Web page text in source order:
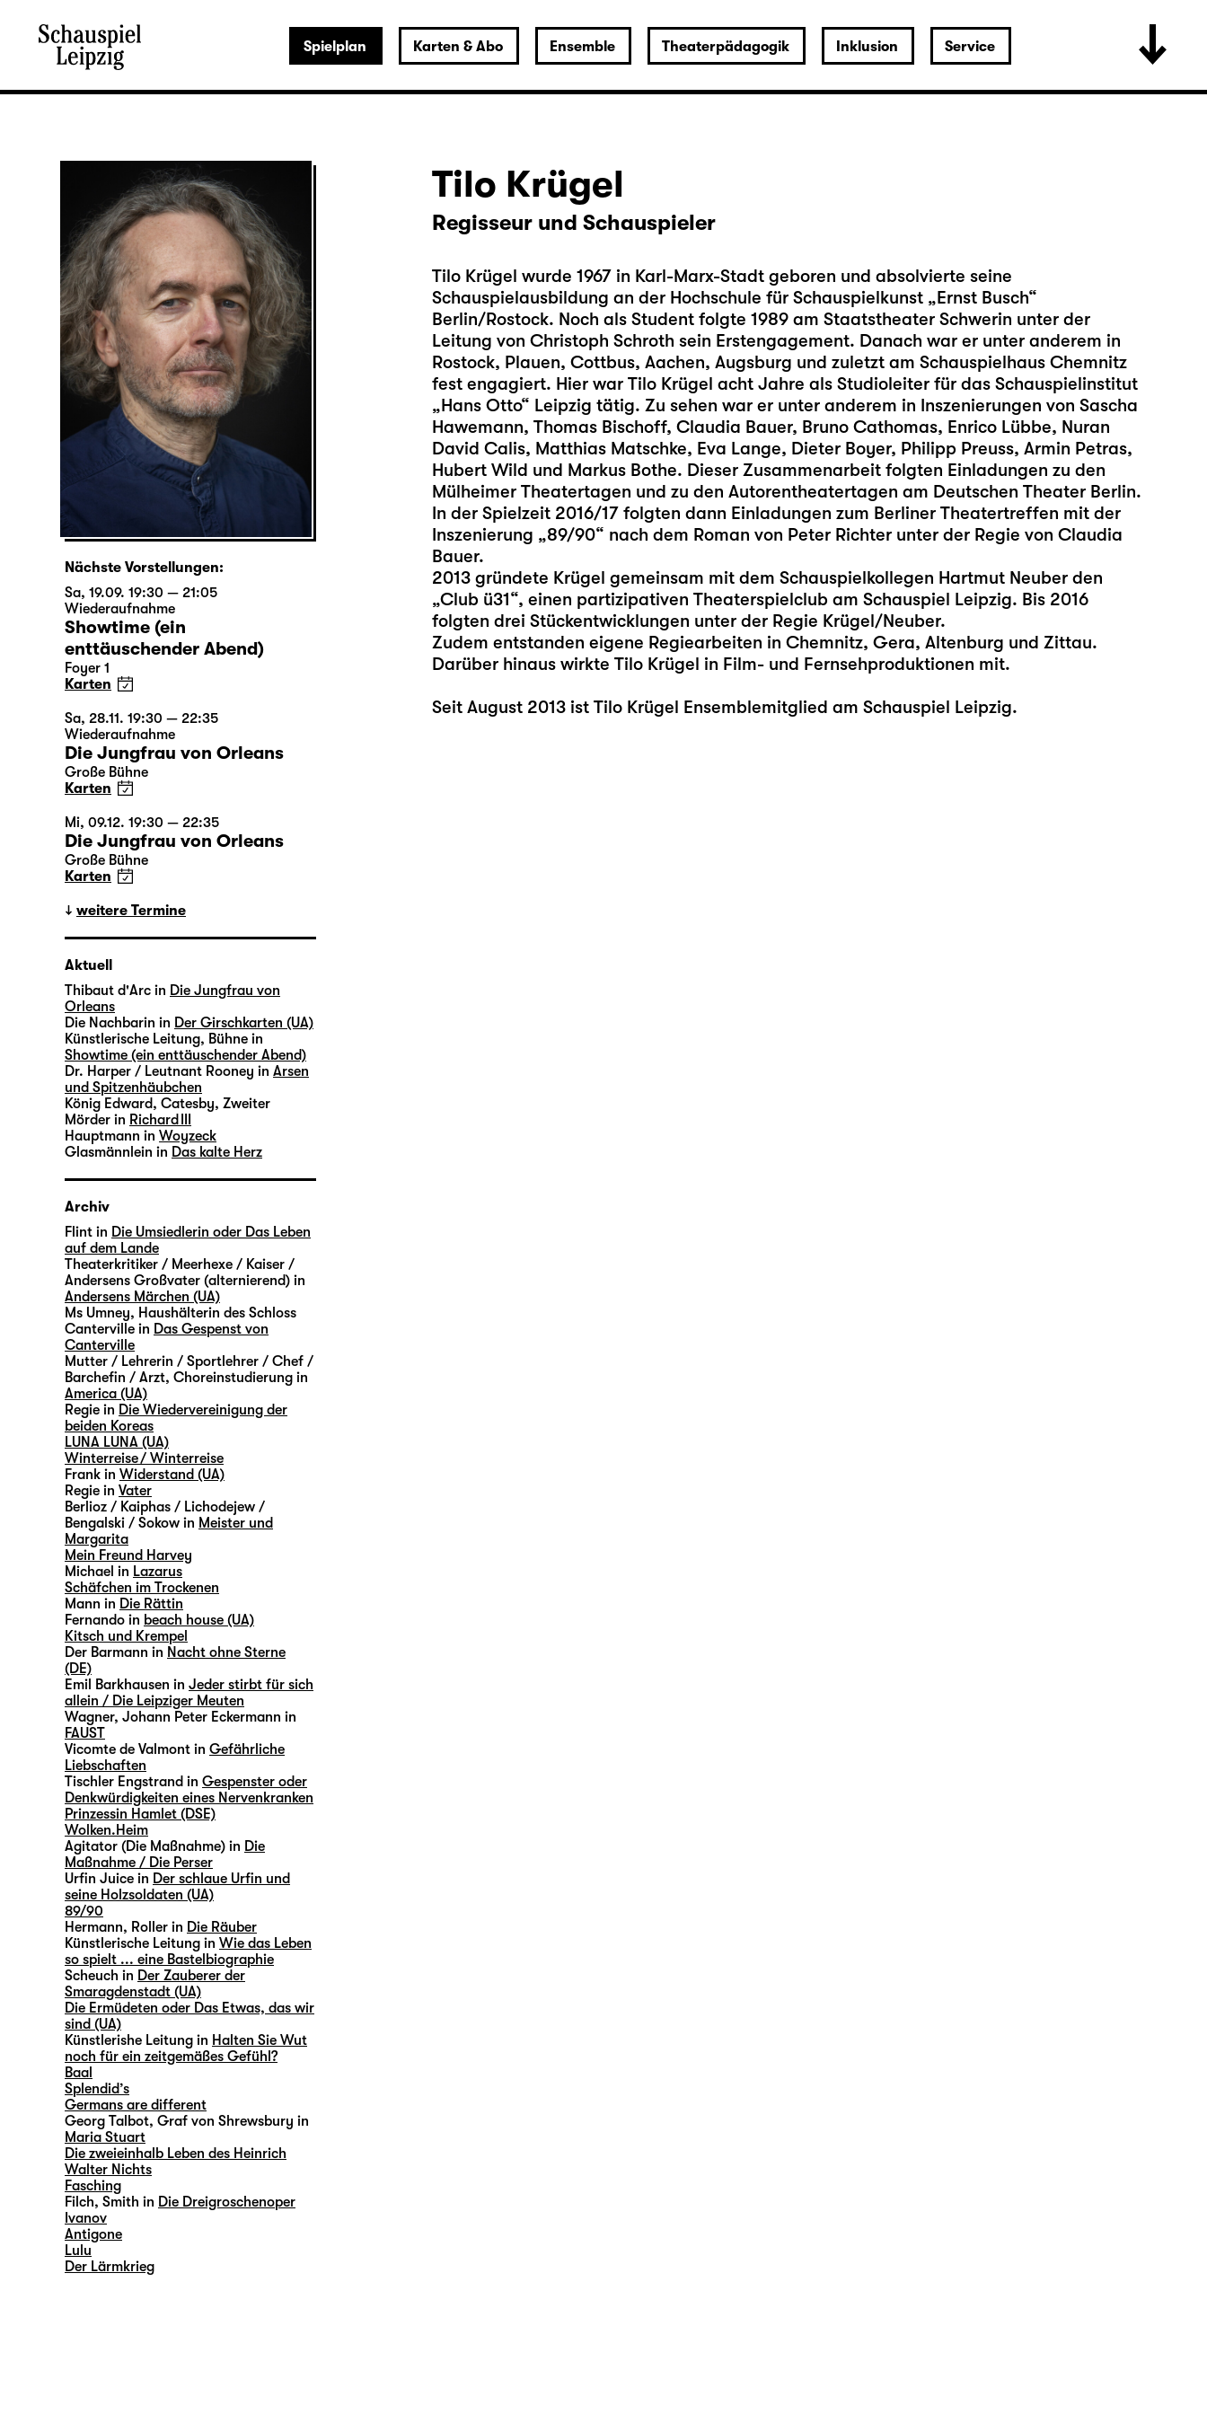
Spielplan Karten & Abo Ensemble Theaterpädagogik Inklusion Service
Tilo Krügel
Regisseur und Schauspieler
Tilo Krügel wurde 1967 in Karl-Marx-Stadt geboren und absolvierte seine
Schauspielausbildung an der Hochschule für Schauspielkunst „Ernst Busch“
Berlin/Rostock. Noch als Student folgte 1989 am Staatstheater Schwerin unter der
Leitung von Christoph Schroth sein Erstengagement. Danach war er unter anderem in
Rostock, Plauen, Cottbus, Aachen, Augsburg und zuletzt am Schauspielhaus Chemnitz
fest engagiert. Hier war Tilo Krügel acht Jahre als Studioleiter für das Schauspielinstitut
„Hans Otto“ Leipzig tätig. Zu sehen war er unter anderem in Inszenierungen von Sascha
Hawemann, Thomas Bischoff, Claudia Bauer, Bruno Cathomas, Enrico Lübbe, Nuran
David Calis, Matthias Matschke, Eva Lange, Dieter Boyer, Philipp Preuss, Armin Petras,
Hubert Wild und Markus Bothe. Dieser Zusammenarbeit folgten Einladungen zu den
Mülheimer Theatertagen und zu den Autorentheatertagen am Deutschen Theater Berlin.
In der Spielzeit 2016/17 folgten dann Einladungen zum Berliner Theatertreffen mit der
Inszenierung „89/90“ nach dem Roman von Peter Richter unter der Regie von Claudia
Bauer.
2013 gründete Krügel gemeinsam mit dem Schauspielkollegen Hartmut Neuber den
„Club ü31“, einen partizipativen Theaterspielclub am Schauspiel Leipzig. Bis 2016
folgten drei Stückentwicklungen unter der Regie Krügel/Neuber.
Zudem entstanden eigene Regiearbeiten in Chemnitz, Gera, Altenburg und Zittau.
Darüber hinaus wirkte Tilo Krügel in Film- und Fernsehproduktionen mit.
Seit August 2013 ist Tilo Krügel Ensemblemitglied am Schauspiel Leipzig.
Nächste Vorstellungen:
Sa, 19.09. 19:30 — 21:05
Wiederaufnahme
Showtime (ein
enttäuschender Abend)
Foyer 1
Karten
Sa, 28.11. 19:30 — 22:35
Wiederaufnahme
Die Jungfrau von Orleans
Große Bühne
Karten
Mi, 09.12. 19:30 — 22:35
Die Jungfrau von Orleans
Große Bühne
Karten
weitere Termine
Aktuell
Thibaut d'Arc in Die Jungfrau von
Orleans
Die Nachbarin in Der Girschkarten (UA)
Künstlerische Leitung, Bühne in
Showtime (ein enttäuschender Abend)
Dr. Harper / Leutnant Rooney in Arsen
und Spitzenhäubchen
König Edward, Catesby, Zweiter
Mörder in Richard III
Hauptmann in Woyzeck
Glasmännlein in Das kalte Herz
Archiv
Flint in Die Umsiedlerin oder Das Leben
auf dem Lande
Theaterkritiker / Meerhexe / Kaiser /
Andersens Großvater (alternierend) in
Andersens Märchen (UA)
Ms Umney, Haushälterin des Schloss
Canterville in Das Gespenst von
Canterville
Mutter / Lehrerin / Sportlehrer / Chef /
Barchefin / Arzt, Choreinstudierung in
America (UA)
Regie in Die Wiedervereinigung der
beiden Koreas
LUNA LUNA (UA)
Winterreise / Winterreise
Frank in Widerstand (UA)
Regie in Vater
Berlioz / Kaiphas / Lichodejew /
Bengalski / Sokow in Meister und
Margarita
Mein Freund Harvey
Michael in Lazarus
Schäfchen im Trockenen
Mann in Die Rättin
Fernando in beach house (UA)
Kitsch und Krempel
Der Barmann in Nacht ohne Sterne
(DE)
Emil Barkhausen in Jeder stirbt für sich
allein / Die Leipziger Meuten
Wagner, Johann Peter Eckermann in
FAUST
Vicomte de Valmont in Gefährliche
Liebschaften
Tischler Engstrand in Gespenster oder
Denkwürdigkeiten eines Nervenkranken
Prinzessin Hamlet (DSE)
Wolken.Heim
Agitator (Die Maßnahme) in Die
Maßnahme / Die Perser
Urfin Juice in Der schlaue Urfin und
seine Holzsoldaten (UA)
89/90
Hermann, Roller in Die Räuber
Künstlerische Leitung in Wie das Leben
so spielt ... eine Bastelbiographie
Scheuch in Der Zauberer der
Smaragdenstadt (UA)
Die Ermüdeten oder Das Etwas, das wir
sind (UA)
Künstlerishe Leitung in Halten Sie Wut
noch für ein zeitgemäßes Gefühl?
Baal
Splendid’s
Germans are different
Georg Talbot, Graf von Shrewsbury in
Maria Stuart
Die zweieinhalb Leben des Heinrich
Walter Nichts
Fasching
Filch, Smith in Die Dreigroschenoper
Ivanov
Antigone
Lulu
Der Lärmkrieg